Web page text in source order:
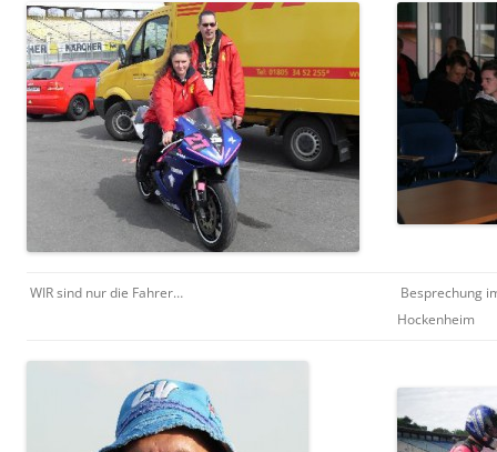
WIR sind nur die Fahrer…
Besprechung
Hockenheim